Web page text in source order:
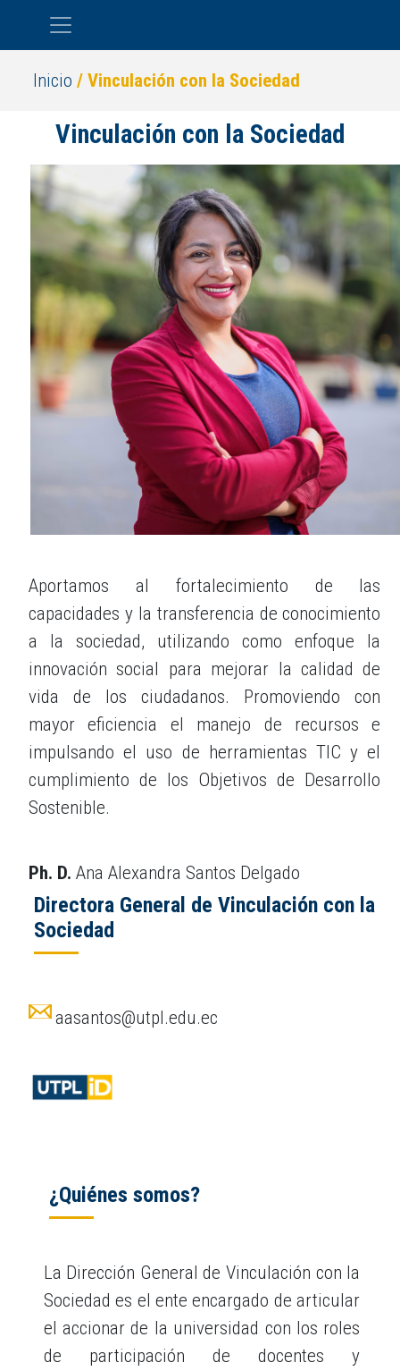
Inicio / Vinculación con la Sociedad
Vinculación con la Sociedad
Aportamos al fortalecimiento de las
capacidades y la transferencia de conocimiento
a la sociedad, utilizando como enfoque la
innovación social para mejorar la calidad de
vida de los ciudadanos. Promoviendo con
mayor eficiencia el manejo de recursos e
impulsando el uso de herramientas TIC y el
cumplimiento de los Objetivos de Desarrollo
Sostenible.
Ph. D. Ana Alexandra Santos Delgado
Directora General de Vinculación con la
Sociedad
aasantos@utpl.edu.ec
¿Quiénes somos?
La Dirección General de Vinculación con la
Sociedad es el ente encargado de articular
el accionar de la universidad con los roles
de participación de docentes y